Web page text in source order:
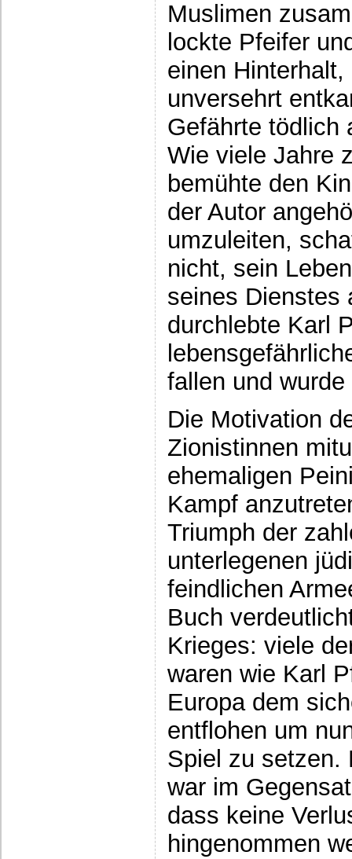
Muslimen
lockte Pfeifer
einen
unversehrt
Gefährte tödlich
Wie viele Jahre
bemühte den
der Autor
umzuleiten,
nicht, sein
seines Dienstes
durchlebte Karl
fallen und
Die Motivation
Zionistinnen
ehemaligen
Kampf
Triumph der
unterlegenen
feindlichen
Buch
Krieges: viele
waren wie Karl
Europa dem
entflohen um
Spiel zu setzen.
war im
dass keine
hingenommen